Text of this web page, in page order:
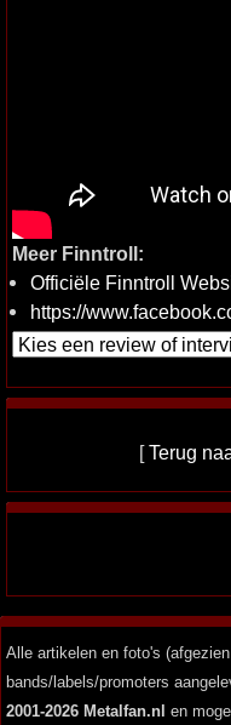
Meer Finntroll:
Officiële Finntroll
https://
[Terug
Alle artikelen en foto's
bands/labels/promoters
2001-2026 Metalfan.nl en